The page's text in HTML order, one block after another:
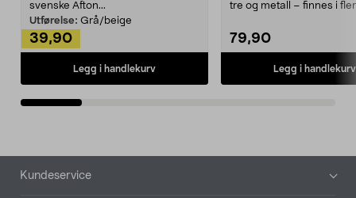
svenske Afton...
Utførelse: Grå/beige
39,90
Legg i handlekurv
tre og metall – finnes i
79,90
Legg i handlekurv
Bunntekst
Kundeservice